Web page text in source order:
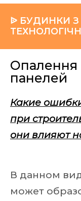
ᐉ БУДИНКИ З
Опалення
панелей
Какие
при
они влияют
В данном
может